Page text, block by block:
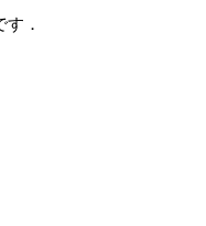
．